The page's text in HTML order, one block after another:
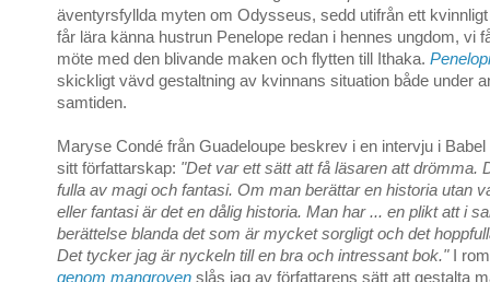
äventyrsfyllda myten om Odysseus, sedd utifrån ett
får lära känna hustrun Penelope redan i hennes ungdom, vi
möte med den blivande maken och flytten till Ithaka.
skickligt vävd gestaltning av kvinnans situation både under
samtiden.
Maryse Condé från Guadeloupe beskrev i en intervju i Babel
sitt författarskap: "Det var ett sätt att få läsaren att drömma.
fulla av magi och fantasi. Om man berättar en historia utan
eller fantasi är det en dålig historia. Man har ... en plikt att i
berättelse blanda det som är mycket sorgligt och det
Det tycker jag är nyckeln till en bra och intressant bok."I
genom mangroven slås jag av författarens sätt att gestalta